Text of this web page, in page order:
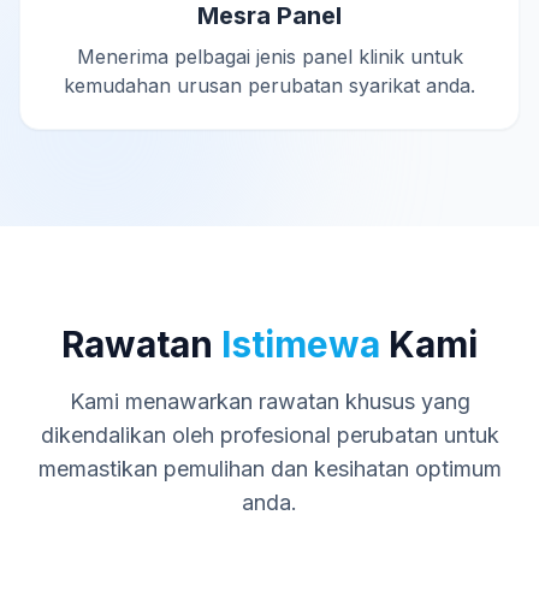
Mesra Panel
Menerima pelbagai jenis panel klinik untuk
kemudahan urusan perubatan syarikat anda.
Rawatan Istimewa Kami
Kami menawarkan rawatan khusus yang
dikendalikan oleh profesional perubatan untuk
memastikan pemulihan dan kesihatan optimum
anda.